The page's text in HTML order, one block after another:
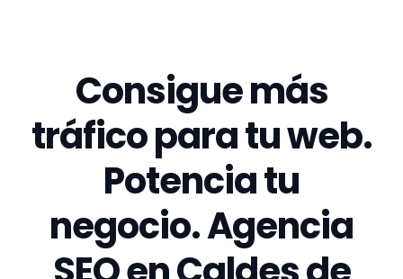
Consigue más
tráfico para tu web.
Potencia tu
negocio. Agencia